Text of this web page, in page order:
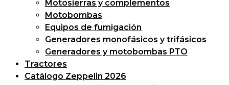
Motosierras y complementos
Motobombas
Equipos de fumigación
Generadores monofásicos y trifásicos
Generadores y motobombas PTO
Tractores
Catálogo Zeppelin 2026